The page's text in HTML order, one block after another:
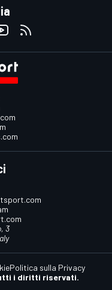
3
i diritti riservati.
Politica sulla Privacy